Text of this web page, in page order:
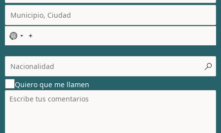
N
o
c
o
u
n
t
Quiero que me llamen